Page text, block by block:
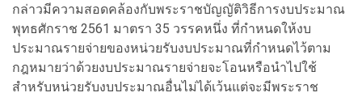
กล่าวมีความสอดคล้องกับพระราชบัญญัติวิธีการงบประมาณ
พุทธศักราช 2561 มาตรา 35 วรรคหนึ่ง ที่กำหนดให้งบ
ประมาณรายจ่ายของหน่วยรับงบประมาณที่กำหนดไว้ตาม
กฎหมายว่าด้วยงบประมาณรายจ่ายจะโอนหรือนำไปใช้
สำหรับหน่วยรับงบประมาณอื่นไม่ได้เว้นแต่จะมีพระราช